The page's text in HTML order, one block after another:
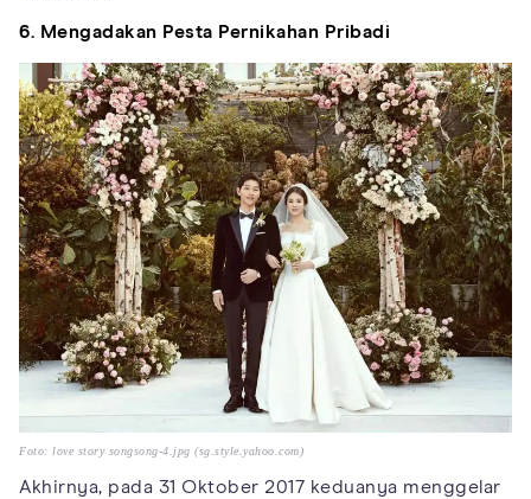
6. Mengadakan Pesta Pernikahan Pribadi
Foto: love story songsong-4.jpg (sg.style.yahoo.com)
Akhirnya, pada 31 Oktober 2017 keduanya menggelar